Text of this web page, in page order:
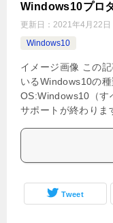
Windows10プロ
更新日： 2021年4月22日
Windows10
イメージ画像 この
いるWindows10の
OS:Windows10（
サポートが終わり
Tweet